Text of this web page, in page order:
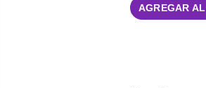
AGREGAR